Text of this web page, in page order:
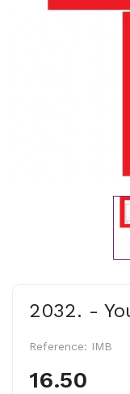
2032. -
Reference: IMB
16.50